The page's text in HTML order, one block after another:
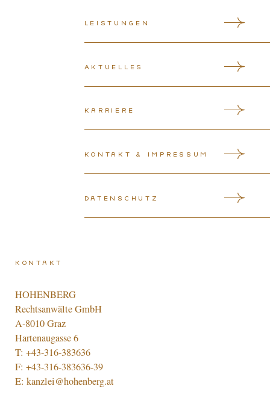
Leistungen
Aktuelles
Karriere
Kontakt & Impressum
Datenschutz
Kontakt
HOHENBERG
Rechtsanwälte GmbH
A-8010 Graz
Hartenaugasse 6
T:+43-316-383636
F: +43-316-383636-39
E:kanzlei@hohenberg.at